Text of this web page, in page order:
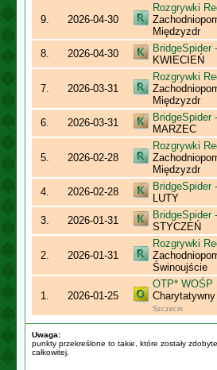
9. 2026-04-30
Rozgrywki
Międzyzdr
8.
2026-04-30
BridgeSpider
KWIECIEŃ
7. 2026-03-31
Rozgrywki
Międzyzdr
6.
2026-03-31
BridgeSpider
MARZEC
5. 2026-02-28
Rozgrywki
Międzyzdr
4.
2026-02-28
BridgeSpider
LUTY
3.
2026-01-31
BridgeSpider
STYCZEŃ
2. 2026-01-31
Rozgrywki
Świnoujście
1. 2026-01-25
OTP* WOŚP
Szczecin
Uwaga:
punkty przekreślone to takie, które zostały zdobyte
całkowitej.